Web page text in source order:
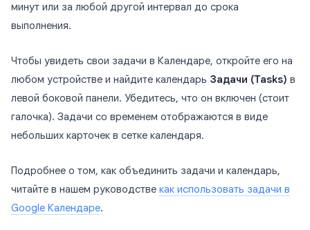
минут или за любой другой интервал до срока
выполнения.
Чтобы увидеть свои задачи в Календаре, откройте его на
любом устройстве и найдите календарь Задачи (Tasks) в
левой боковой панели. Убедитесь, что он включен (стоит
галочка). Задачи со временем отображаются в виде
небольших карточек в сетке календаря.
Подробнее о том, как объединить задачи и календарь,
читайте в нашем руководстве как использовать задачи в
Google Календаре.